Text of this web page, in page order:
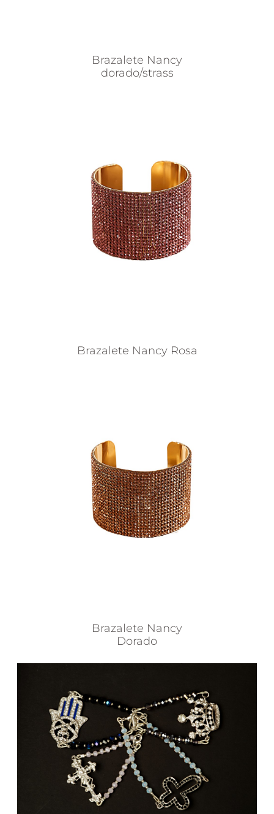
Brazalete Nancy
dorado/strass
Brazalete Nancy Rosa
Brazalete Nancy
Dorado